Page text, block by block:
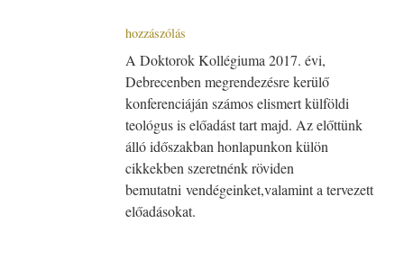
hozzászólás
A Doktorok Kollégiuma 2017. évi,
Debrecenben megrendezésre kerülő
konferenciáján számos elismert külföldi
teológus is előadást tart majd. Az előttünk
álló időszakban honlapunkon külön
cikkekben szeretnénk röviden
bemutatni vendégeinket,valamint a tervezett
előadásokat.